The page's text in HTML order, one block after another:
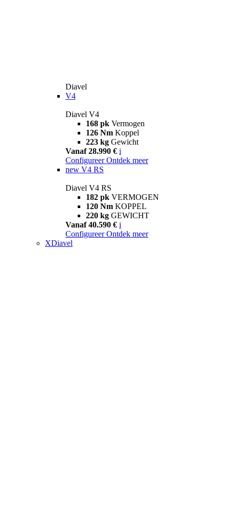
Diavel
V4
Diavel V4
168 pk Vermogen
126 Nm Koppel
223 kg Gewicht
Vanaf 28.990 € i
Configureer Ontdek meer
new V4 RS
Diavel V4 RS
182 pk VERMOGEN
120 Nm KOPPEL
220 kg GEWICHT
Vanaf 40.590 € i
Configureer Ontdek meer
XDiavel